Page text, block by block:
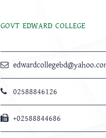
GOVT EDWARD COLLEGE
02588846126
+02588844686